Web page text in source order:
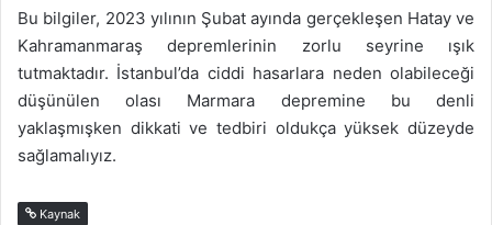
Bu bilgiler, 2023 yılının Şubat ayında gerçekleşen Hatay ve
Kahramanmaraş depremlerinin zorlu seyrine ışık
tutmaktadır. İstanbul’da ciddi hasarlara neden olabileceği
düşünülen olası Marmara depremine bu denli
yaklaşmışken dikkati ve tedbiri oldukça yüksek düzeyde
sağlamalıyız.
Kaynak